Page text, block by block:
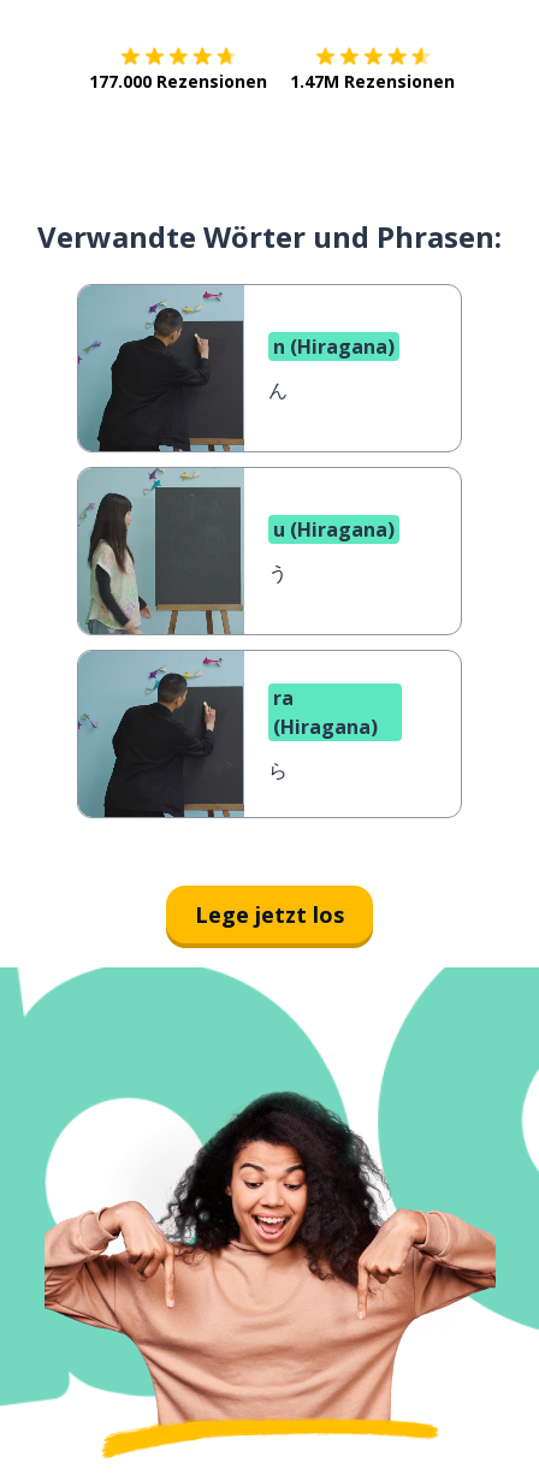
177.000 Rezensionen 1.47M Rezensionen
Verwandte Wörter und Phrasen:
n (Hiragana)
ん
u (Hiragana)
う
ra
(Hiragana)
ら
Lege jetzt los